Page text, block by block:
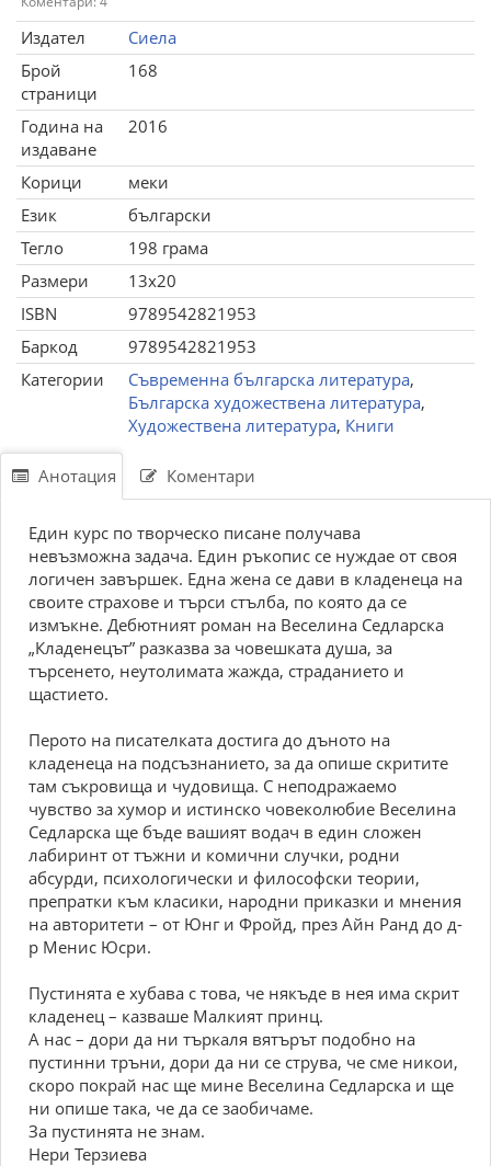
Издател
Сиела
Брой
страници
168
Година на
издаване
2016
Корици
меки
Език
български
Тегло
198 грама
Размери
13x20
ISBN
9789542821953
Баркод
9789542821953
Категории
Съвременна българска литература,
Българска художествена литература,
Художествена литература, Книги
Анотация Коментари
Един курс по творческо писане получава
невъзможна задача. Един ръкопис се нуждае от своя
логичен завършек. Една жена се дави в кладенеца на
своите страхове и търси стълба, по която да се
измъкне. Дебютният роман на Веселина Седларска
„Кладенецът” разказва за човешката душа, за
търсенето, неутолимата жажда, страданието и
щастието.
Перото на писателката достига до дъното на
кладенеца на подсъзнанието, за да опише скритите
там съкровища и чудовища. С неподражаемо
чувство за хумор и истинско човеколюбие Веселина
Седларска ще бъде вашият водач в един сложен
лабиринт от тъжни и комични случки, родни
абсурди, психологически и философски теории,
препратки към класики, народни приказки и мнения
на авторитети – от Юнг и Фройд, през Айн Ранд до д-
р Менис Юсри.
Пустинята е хубава с това, че някъде в нея има скрит
кладенец – казваше Малкият принц.
А нас – дори да ни търкаля вятърът подобно на
пустинни тръни, дори да ни се струва, че сме никои,
скоро покрай нас ще мине Веселина Седларска и ще
ни опише така, че да се заобичаме.
За пустинята не знам.
Нери Терзиева